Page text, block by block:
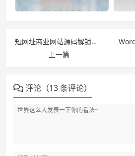
短网址商业网站源码解锁版 PHP网址缩短源码商业版 AdLinkFly v6.4.0
上一篇
评论（13 条评论）